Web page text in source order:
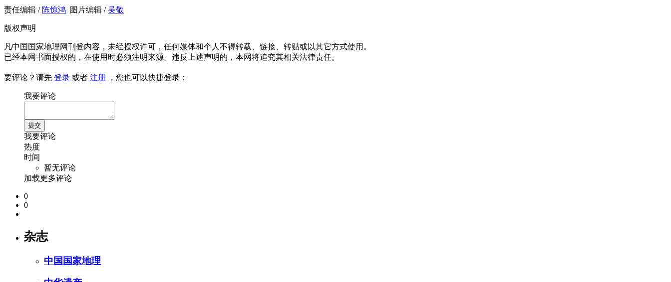
责任编辑 / 陈惊鸿 图片编辑 /吴敬
版权声明
凡中国国家地理网刊登内容，未经授权许可，任何媒体和个人不得转载、链接、转贴或以其它方式使用。
已经本网书面授权的，在使用时必须注明来源。违反上述声明的，本网将追究其相关法律责任。
要评论？请先 登录 或者 注册 ，您也可以快捷登录：
我要评论
我要评论
热度
时间
暂无评论
加载更多评论
0
0
杂志
中国国家地理